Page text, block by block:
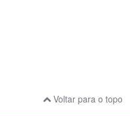
Voltar para o topo